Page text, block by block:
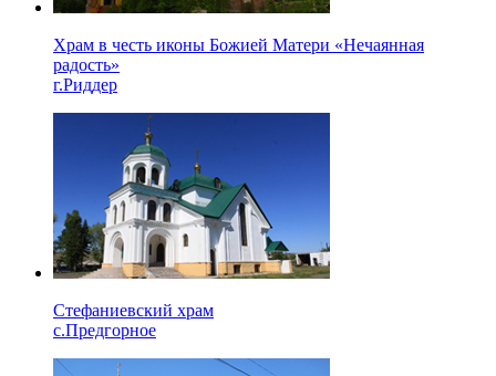
Храм в честь иконы Божией Матери «Нечаянная
радость»
г.Риддер
Стефаниевский храм
с.Предгорное